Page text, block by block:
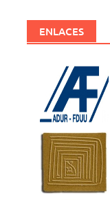
ENLACES